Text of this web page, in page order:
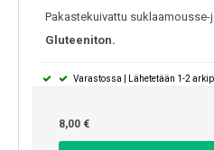
Pakastekuivattu suklaamousse-
Gluteeniton.
Varastossa | Lähetetään 1-2
8,00 €